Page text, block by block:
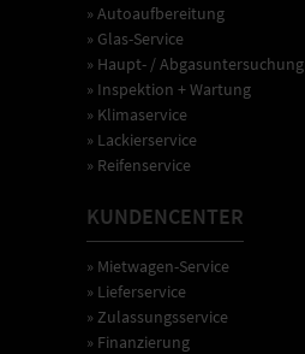
» Autoaufbereitung
» Glas-Service
» Haupt- / Abgasuntersuchung
» Inspektion + Wartung
» Klimaservice
» Lackierservice
» Reifenservice
KUNDENCENTER
» Mietwagen-Service
» Lieferservice
» Zulassungsservice
» Finanzierung